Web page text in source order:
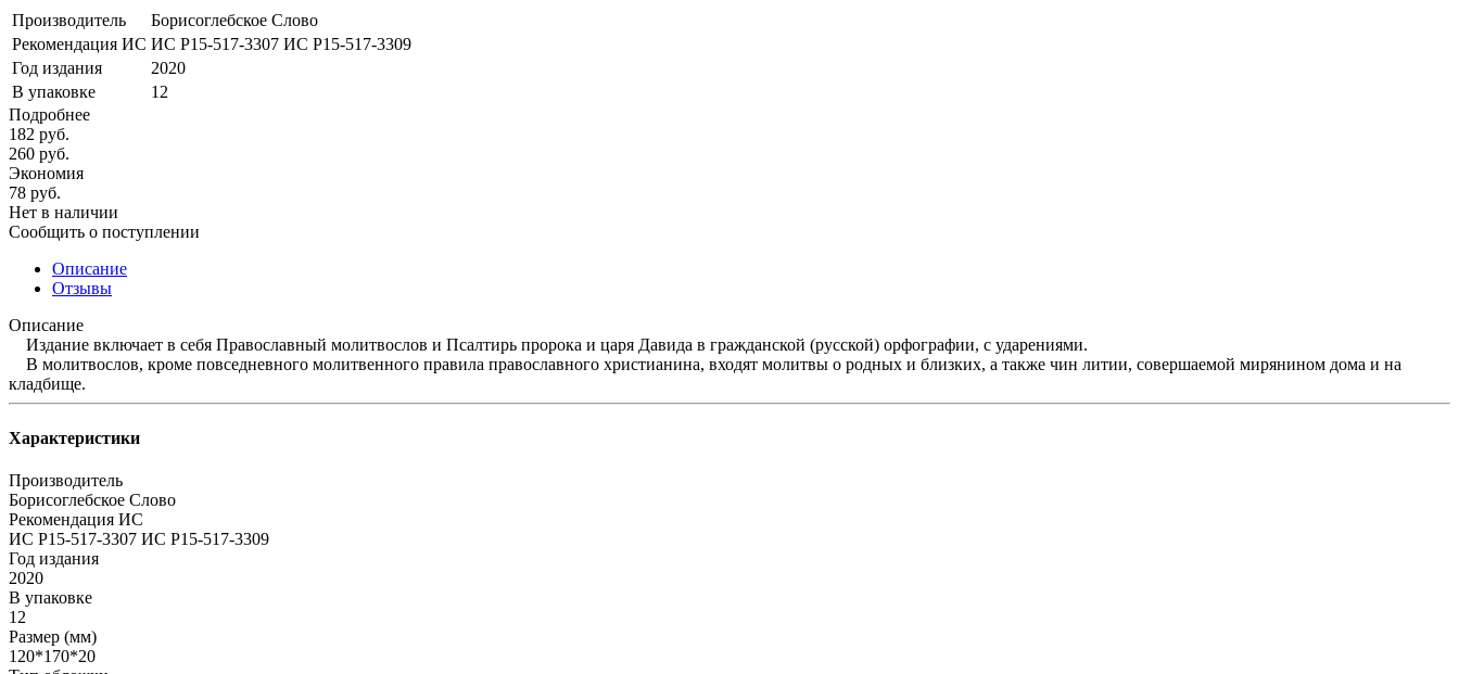
Производитель
Борисоглебское Слово
Рекомендация ИС ИС Р15-517-3307 ИС Р15-517-3309
Год издания
2020
В упаковке
12
Подробнее
182 руб.
260 руб.
Экономия
78 руб.
Нет в наличии
Сообщить о поступлении
Описание
Отзывы
Описание
Издание включает в себя Православный молитвослов и Псалтирь пророка и царя Давида в гражданской (русской) орфографии, с ударениями.
В молитвослов, кроме повседневного молитвенного правила православного христианина, входят молитвы о родных и близких, а также чин литии, совершаемой мирянином дома и на
кладбище.
Характеристики
Производитель
Борисоглебское Слово
Рекомендация ИС
ИС Р15-517-3307 ИС Р15-517-3309
Год издания
2020
В упаковке
12
Размер (мм)
120*170*20